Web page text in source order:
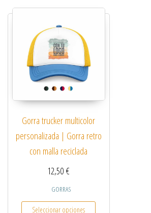
Gorra trucker multicolor
personalizada | Gorra retro
con malla reciclada
12,50€
GORRAS
Seleccionar opciones
Este producto tiene